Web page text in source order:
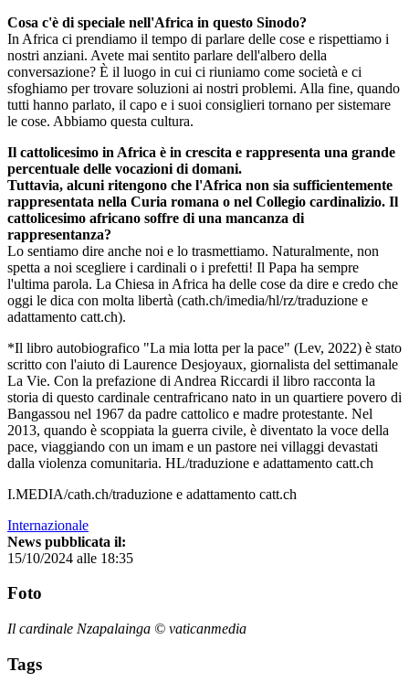
Cosa c'è di speciale nell'Africa in questo Sinodo?
In Africa ci prendiamo il tempo di parlare delle cose e rispettiamo i
nostri anziani. Avete mai sentito parlare dell'albero della
conversazione? È il luogo in cui ci riuniamo come società e ci
sfoghiamo per trovare soluzioni ai nostri problemi. Alla fine, quando
tutti hanno parlato, il capo e i suoi consiglieri tornano per sistemare
le cose. Abbiamo questa cultura.
Il cattolicesimo in Africa è in crescita e rappresenta una grande
percentuale delle vocazioni di domani.
Tuttavia, alcuni ritengono che l'Africa non sia sufficientemente
rappresentata nella Curia romana o nel Collegio cardinalizio. Il
cattolicesimo africano soffre di una mancanza di
rappresentanza?
Lo sentiamo dire anche noi e lo trasmettiamo. Naturalmente, non
spetta a noi scegliere i cardinali o i prefetti! Il Papa ha sempre
l'ultima parola. La Chiesa in Africa ha delle cose da dire e credo che
oggi le dica con molta libertà (cath.ch/imedia/hl/rz/traduzione e
adattamento catt.ch).
*Il libro autobiografico "La mia lotta per la pace" (Lev, 2022) è stato
scritto con l'aiuto di Laurence Desjoyaux, giornalista del settimanale
La Vie. Con la prefazione di Andrea Riccardi il libro racconta la
storia di questo cardinale centrafricano nato in un quartiere povero di
Bangassou nel 1967 da padre cattolico e madre protestante. Nel
2013, quando è scoppiata la guerra civile, è diventato la voce della
pace, viaggiando con un imam e un pastore nei villaggi devastati
dalla violenza comunitaria. HL/traduzione e adattamento catt.ch
I.MEDIA/cath.ch/traduzione e adattamento catt.ch
Internazionale
News pubblicata il:
15/10/2024 alle 18:35
Foto
Il cardinale Nzapalainga © vaticanmedia
Tags